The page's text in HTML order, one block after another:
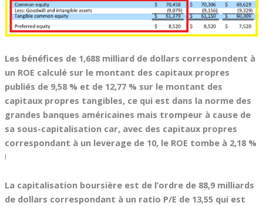
Les bénéfices de 1,688 milliard de dollars correspondent à
un ROE calculé sur le montant des capitaux propres
publiés de 9,58 % et de 12,77 % sur le montant des
capitaux propres tangibles, ce qui est dans la norme des
grandes banques américaines mais trompeur à cause de
sa sous-capitalisation car, avec des capitaux propres
correspondant à un leverage de 10, le ROE tombe à 2,18 %
!
La capitalisation boursière est de l’ordre de 88,9 milliards
de dollars correspondant à un ratio P/E de 13,55 qui est